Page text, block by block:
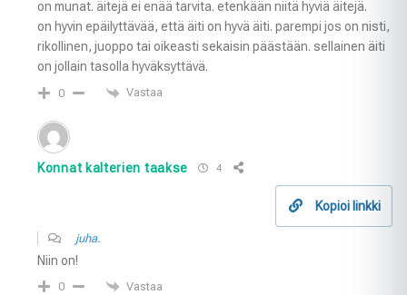
on munat. äitejä ei enää tarvita. etenkään niitä hyviä äitejä.
on hyvin epäilyttävää, että äiti on hyvä äiti. parempi jos on nisti,
rikollinen, juoppo tai oikeasti sekaisin päästään. sellainen äiti
on jollain tasolla hyväksyttävä.
0 Vastaa
Konnat kalterien taakse 4
Kopioi linkki
juha.
Niin on!
0 Vastaa